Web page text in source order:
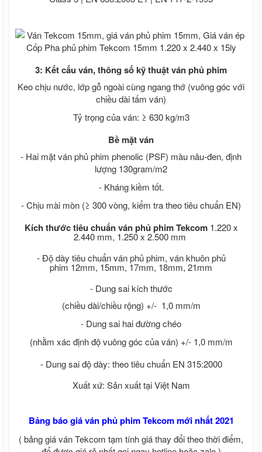
Tấm xi măng giả gỗ ốp tường ngoài
trời, Tấm ốp tường giả gỗ ngoài trời
Tấm xi măng ốp trần
Thép tấm - Thép cuộn - Thép gân
Thép tấm mạ kẽm
Thép tấm Trung Quốc
Thép tấm chống trượt, tấm gân
Cắt bản mã theo yêu cầu
Co - Tê - Mặt bích - Van
Co thép
Mặt bích thép
Sắt xây dựng, thép xây dựng, sắt thép
xây dựng
Sắt - Thép Hòa Phát
Sắt - Thép Miền Nam
Sắt - Thép Việt Nhật
Sắt xây dựng giá rẻ
Thép xây dựng giá rẻ
Giá ván cốp pha phủ phim tekcom
Thép hình, thép chữ I, thép hình H, thép
Thép hình,thép I H U V Hòa Phát
Sắt thép U I V An Khánh
giá ván ép phủ keo
Ván ép phủ keo trong, ván cốp pha phủ
keo, giá ván ép phủ keo trong
3: Kết cấu ván, thông số kỹ thuật ván phủ phim
Keo chịu nước, lớp gỗ ngoài cùng ngang thớ (vuông góc với
chiều dài tấm ván)
Tỷ trọng của ván: ≥ 630 kg/m3
Bề mặt ván
- Hai mặt ván phủ phim phenolic (PSF) màu nâu-đen, định
lượng 130gram/m2
- Kháng kiềm tốt.
- Chịu mài mòn (≥ 300 vòng, kiểm tra theo tiêu chuẩn EN)
Kích thước tiêu chuẩn ván phủ phim Tekcom 1.220 x
2.440 mm, 1.250 x 2.500 mm
- Độ dày tiêu chuẩn ván phủ phim, ván khuôn phủ
phim 12mm, 15mm, 17mm, 18mm, 21mm
- Dung sai kích thước
(chiều dài/chiều rộng) +/- 1,0 mm/m
- Dung sai hai đường chéo
(nhằm xác định độ vuông góc của ván) +/- 1,0 mm/m
- Dung sai độ dày: theo tiêu chuẩn EN 315:2000
Xuất xứ: Sản xuất tại Việt Nam
Bảng báo giá ván phủ phim Tekcom mới nhất 2021
( bảng giá ván Tekcom tạm tính giá thay đổi theo thời điểm,